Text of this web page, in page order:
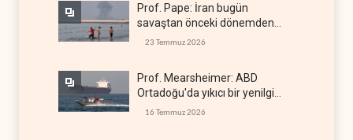
Prof. Pape: İran bugün
savaştan önceki dönemden
çok daha güçlü
23 Temmuz 2026
Prof. Mearsheimer: ABD
Ortadoğu'da yıkıcı bir yenilgi
aldı
16 Temmuz 2026